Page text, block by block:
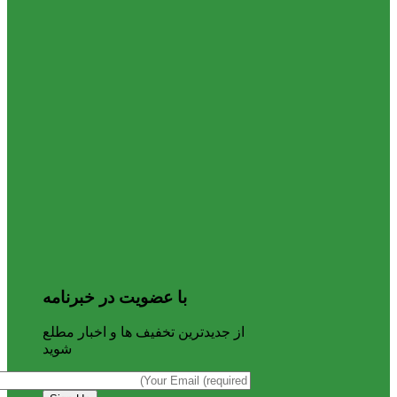
با عضویت در خبرنامه
از جدیدترین تخفیف ها و اخبار مطلع
شوید